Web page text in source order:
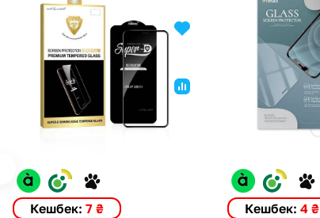
Кешбек: 7 ₴
Кешбек:4 ₴